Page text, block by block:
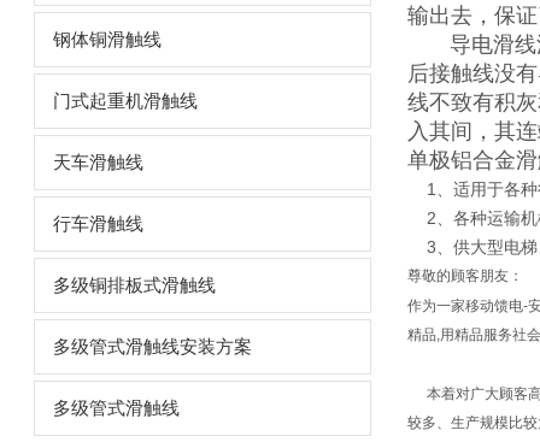
钢体铜滑触线
门式起重机滑触线
天车滑触线
行车滑触线
多级铜排板式滑触线
多级管式滑触线安装方案
多级管式滑触线
输出去，保
导电滑
后接触线没
线不致有积
入其间，其
单极铝合金
1、适用于各种
2、各种运输机
3、供大型电梯
尊敬的顾客朋友：
作为一家移动馈电-
精品,用精品服务社会
本着对广大顾客
较多、生产规模比